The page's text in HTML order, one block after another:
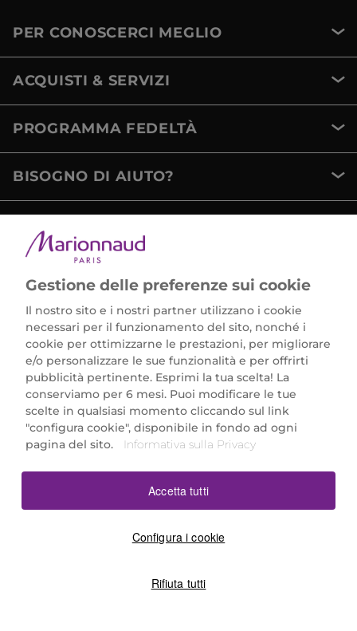
PER CONOSCERCI MEGLIO
ACQUISTI & SERVIZI
PROGRAMMA FEDELTÀ
BISOGNO DI AIUTO?
Marionnaud Parfumeries Italia S.r.l.
Largo Fiera Milano 5, 20017 Rho (MI)
REA Milano 1650024 con P.IVA 13425220152.
SCARICA LA NOSTRA APP
Gestione delle preferenze sui cookie
Il nostro sito e i nostri partner utilizzano i cookie
necessari per il funzionamento del sito, nonché i
cookie per ottimizzarne le prestazioni, per migliorare
e/o personalizzare le sue funzionalità e per offrirti
pubblicità pertinente. Esprimi la tua scelta! La
conserviamo per 6 mesi. Puoi modificare le tue
scelte in qualsiasi momento cliccando sul link
"configura cookie", disponibile in fondo ad ogni
pagina del sito.
Informativa sulla Privacy
Configura i cookie
Rifiuta tutti
Accetta tutti